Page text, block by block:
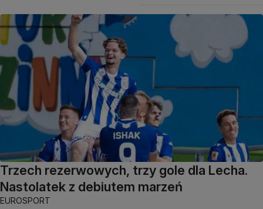
Trzech rezerwowych, trzy gole dla Lecha.
Nastolatek z debiutem marzeń
EUROSPORT